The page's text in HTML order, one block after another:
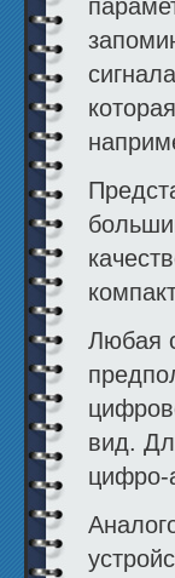
Любая
вид.
цифро-